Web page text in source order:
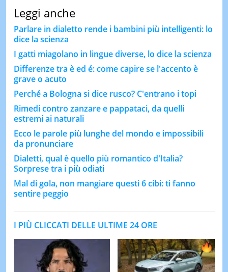
Leggi anche
Parlare in dialetto rende i bambini più intelligenti: lo
dice la scienza
I gatti miagolano in lingue diverse, lo dice la scienza
Differenze tra è ed é: come capire se l'accento è
grave o acuto
Perché a Bologna si dice rusco? C'entrano i topi
Rimedi contro zanzare e pappataci, da quelli
estremi ai naturali
Ecco le parole più lunghe del mondo e impossibili
da pronunciare
Dialetti, qual è quello più romantico d'Italia?
Sorprese tra i più odiati
Mal di gola, non mangiare questi 6 cibi: ti fanno
sentire peggio
I PIÙ CLICCATI DELLE ULTIME 24 ORE